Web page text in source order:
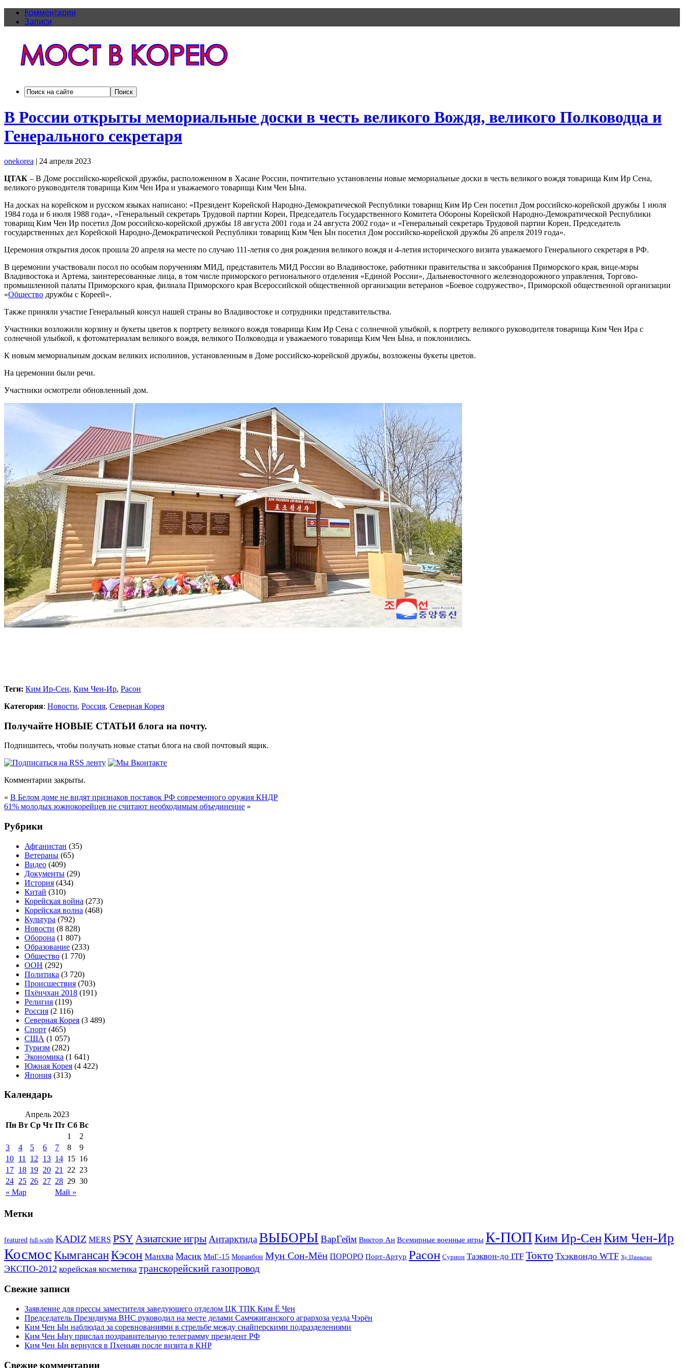
Комментарии
Записи
В России открыты мемориальные доски в честь великого Вождя, великого Полководца и
Генерального секретаря
onekorea | 24 апреля 2023
ЦТАК – В Доме российско-корейской дружбы, расположенном в Хасане России, почтительно установлены новые мемориальные доски в честь великого вождя товарища Ким Ир Сена,
великого руководителя товарища Ким Чен Ира и уважаемого товарища Ким Чен Ына.
На досках на корейском и русском языках написано: «Президент Корейской Народно-Демократической Республики товарищ Ким Ир Сен посетил Дом российско-корейской дружбы 1 июля
1984 года и 6 июля 1988 года», «Генеральный секретарь Трудовой партии Кореи, Председатель Государственного Комитета Обороны Корейской Народно-Демократической Республики
товарищ Ким Чен Ир посетил Дом российско-корейской дружбы 18 августа 2001 года и 24 августа 2002 года» и «Генеральный секретарь Трудовой партии Кореи, Председатель
государственных дел Корейской Народно-Демократической Республики товарищ Ким Чен Ын посетил Дом российско-корейской дружбы 26 апреля 2019 года».
Церемония открытия досок прошла 20 апреля на месте по случаю 111-летия со дня рождения великого вождя и 4-летия исторического визита уважаемого Генерального секретаря в РФ.
В церемонии участвовали посол по особым поручениям МИД, представитель МИД России во Владивостоке, работники правительства и заксобрания Приморского края, вице-мэры
Владивостока и Артема, заинтересованные лица, в том числе приморского регионального отделения «Единой России», Дальневосточного железнодорожного управления, Торгово-
промышленной палаты Приморского края, филиала Приморского края Всероссийской общественной организации ветеранов «Боевое содружество», Приморской общественной организации
«Общество дружбы с Кореей».
Также приняли участие Генеральный консул нашей страны во Владивостоке и сотрудники представительства.
Участники возложили корзину и букеты цветов к портрету великого вождя товарища Ким Ир Сена с солнечной улыбкой, к портрету великого руководителя товарища Ким Чен Ира с
солнечной улыбкой, к фотоматериалам великого вождя, великого Полководца и уважаемого товарища Ким Чен Ына, и поклонились.
К новым мемориальным доскам великих исполинов, установленным в Доме российско-корейской дружбы, возложены букеты цветов.
На церемонии были речи.
Участники осмотрели обновленный дом.
Теги: Ким Ир-Сен, Ким Чен-Ир, Расон
Категория: Новости, Россия, Северная Корея
Получайте НОВЫЕ СТАТЬИ блога на почту.
Подпишитесь, чтобы получать новые статьи блога на свой почтовый ящик.
Комментарии закрыты.
« В Белом доме не видят признаков поставок РФ современного оружия КНДР
61% молодых южнокорейцев не считают необходимым объединение »
Рубрики
Афганистан (35)
Ветераны (65)
Видео (409)
Документы (29)
История (434)
Китай (310)
Корейская война (273)
Корейская волна (468)
Культура (792)
Новости (8 828)
Оборона (1 807)
Образование (233)
Общество (1 770)
ООН (292)
Политика (3 720)
Происшествия (703)
Пхёнчхан 2018 (191)
Религия (119)
Россия (2 116)
Северная Корея (3 489)
Спорт (465)
США (1 057)
Туризм (282)
Экономика (1 641)
Южная Корея (4 422)
Япония (313)
Календарь
Апрель 2023
Пн Вт Ср Чт Пт Сб Вс
« Мар Май »
1
2
3
4 5 6 7 8
9
10 11 12 13 14 15 16
17 18 19 20 21 22 23
24 25 26 27 28 29 30
Метки
featured full-width KADIZ MERS PSY Азиатские игры АнтарктидаВЫБОРЫ ВарГейм Виктор Ан Всемирные военные игры К-ПОПКим Ир-СенКим Чен-Ир
Космос КымгансанКэсон Манхва Масик МиГ-15 Моранбон Мун Сон-Мён ПОРОРО Порт-Артур Расон Сурион Таэквон-до ITF Токто Тхэквондо WTF Ху Цзиньтао
ЭКСПО-2012 корейская косметика транскорейский газопровод
Свежие записи
Заявление для прессы заместителя заведующего отделом ЦК ТПК Ким Ё Чен
Председатель Президиума ВНС руководил на месте делами Самчжиганского агрархоза уезда Чэрён
Ким Чен Ын наблюдал за соревнованиями в стрельбе между снайперскими подразделениями
Ким Чен Ыну прислал поздравительную телеграмму президент РФ
Ким Чен Ын вернулся в Пхеньян после визита в КНР
Свежие комментарии